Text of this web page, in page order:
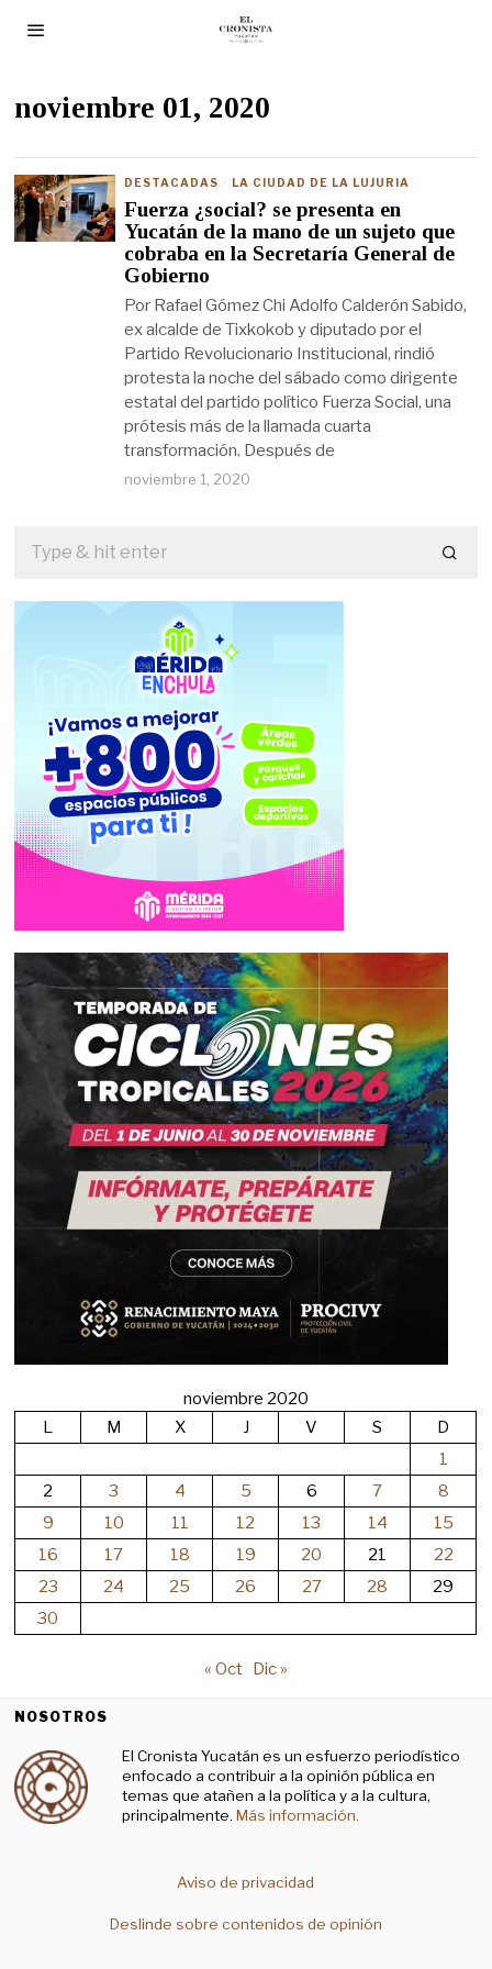
noviembre 01, 2020
DESTACADAS · LA CIUDAD DE LA LUJURIA
Fuerza ¿social? se presenta en
Yucatán de la mano de un sujeto que
cobraba en la Secretaría General de
Gobierno
Por Rafael Gómez Chi Adolfo Calderón Sabido,
ex alcalde de Tixkokob y diputado por el
Partido Revolucionario Institucional, rindió
protesta la noche del sábado como dirigente
estatal del partido político Fuerza Social, una
prótesis más de la llamada cuarta
transformación. Después de
noviembre 1, 2020
noviembre 2020
L
M X J V S
D
1
2
3 4 5 6 7
8
9
10 11 12 13 14
15
16
17 18 19 20 21
22
23
24 25 26 27 28
29
30
« Oct Dic »
NOSOTROS
El Cronista Yucatán es un esfuerzo periodístico
enfocado a contribuir a la opinión pública en
temas que atañen a la política y a la cultura,
principalmente. Más información.
Aviso de privacidad
Deslinde sobre contenidos de opinión